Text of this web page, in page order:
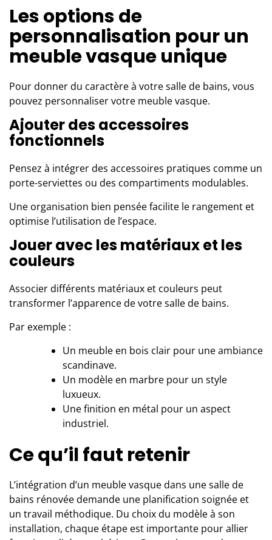
Les options de
personnalisation pour un
meuble vasque unique
Pour donner du caractère à votre salle de bains, vous
pouvez personnaliser votre meuble vasque.
Ajouter des accessoires
fonctionnels
Pensez à intégrer des accessoires pratiques comme un
porte-serviettes ou des compartiments modulables.
Une organisation bien pensée facilite le rangement et
optimise l’utilisation de l’espace.
Jouer avec les matériaux et les
couleurs
Associer différents matériaux et couleurs peut
transformer l’apparence de votre salle de bains.
Par exemple :
Un meuble en bois clair pour une ambiance
scandinave.
Un modèle en marbre pour un style
luxueux.
Une finition en métal pour un aspect
industriel.
Ce qu’il faut retenir
L’intégration d’un meuble vasque dans une salle de
bains rénovée demande une planification soignée et
un travail méthodique. Du choix du modèle à son
installation, chaque étape est importante pour allier